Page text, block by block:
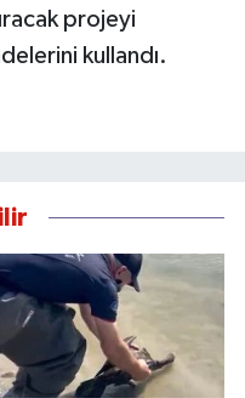
projeyi
kullandı.